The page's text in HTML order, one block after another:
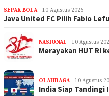
SEPAK BOLA 10 Agustus 2026
Java United FC Pilih Fabio
NASIONAL 10 Agustus
Merayakan HUT RI
OLAHRAGA 10 Agustus
India Siap Tandingi